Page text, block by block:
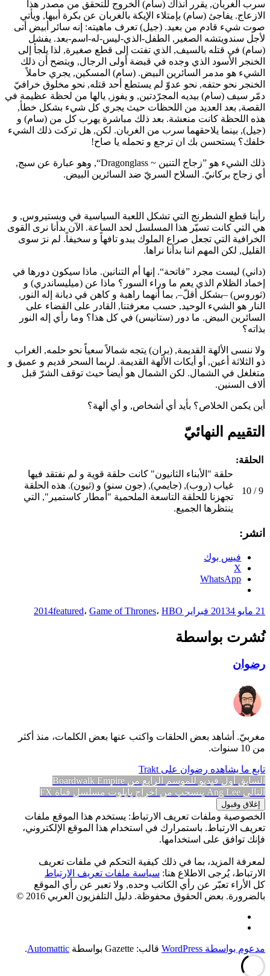
سرب الغربان, يقرر آنذاك (سام) الخروج للتحقق من مصدر هذا
الازعاج. يفاجئ (سام) بإمتلاء الإيكة بالغربان عن بكرة أبيها, ويأتي
صوت شيء قادم من بعيد. (جيل) تعرف ماهيته: إنه سائر أبيض أتى
لأجل سندويتشه الصغير, الطفل-الذي-ليس-له-اسم-بعد. يفشل
(سام) في قتله بالسيف, الذي تفتت إلى قطع صغيرة, لذا يلجأ إلى
الخنجر الأسود الذي وجده في قبضة أولى الرجال, ويتضح أن ذلك
الشيء هو مدمر السائرين البيض. (سام) المسكين, يجري حاملاً
الخنجر نحو حتفه, نحو عدوّ لم يستطع أحد قتله, نحو مخلوق خرافيّ
دمّر سيف (سام) بيديه المجرّدتين, و يفوز, يالها من لحظة عظيمة في
القصة, بعد العديد من اللحظات حيث يجري كل شيء بشكل خطأ,
هذه اللحظة كانت منعشة. بعد ذلك مباشرة يهرب كل من (سام) و
(جيل), بينما يلاحقهما سرب من الغربان. لكن, هل تركت ذلك الشيء
خلفك؟ يستحسن بك ان ترجع و تحمله يا صاح!
ذلك الشيء هو ”زجاج التنين ~ Dragonglass“, وهو عبارة عن سبج,
أي زجاج بركانيّ. السلاح السريّ ضد السائرين البيض.
رأينا قطع الشطرنج التي تشكل اللعبة السياسية في ويستيروس, و
هي التي كانت تسيّر هذا المسلسل لحد الساعة. الآن بدأنا نرى القوى
الخرافية التي تجعل صراع الملوك يبدو تافهاً و سخيفاً. لم نرَ سوى
القليل, لكن المهم اننا بدأنا نراها.
(داني) ليست مجرد ”فاتحة“. إنها أم التنانين. ماذا سيكون دورها في
إخماد الظلام الذي يعم ما وراء السور؟ ماذا عن (ميليساندري) و
(ثوروس) –بشكل أقلّ–, بما أنهما راهبة و كاهن في ديانة إله النور,
النار هو الشيء الوحيد, حسب معرفتنا, القادر على القضاء على
السائرين البيض. ما دور (ستانيس) في كل هذا؟ وما رأي إله النور
بذاته؟
ولا ننسى الألهة القديمة, (بران) يتجه شمالاً سعياً نحو حلمه, الغراب
ذو الثلاثة أعين, أو أيكات الألهة القديمة. لربما السحر قديم و عميق و
متغلغل في الشمال. لكن الشمال هو أيضاً حيث توقف الشرّ قبل
ألاف السنين.
أين يكمن الخلاص؟ بأيد أي أشخاص, و أي ألهة؟
التقييم النهائيّ
الحلقة:
9 / 10
حلقة "الأبناء الثانيون" كانت حلقة قوية و لم نفتقد فيها
غياب (روب), (جايمي), (جون سنو) و (ثيون). هذه الحلقة
تجهزنا للحلقة التاسعة الملحمية "أمطار كاستمير", التي
ينتظرها الجميع.
انشر:
فيس بوك
X
WhatsApp
21 مايو 2013 4 فبراير 2014 featured، Game of Thrones، HBO
نُشرت بواسطة
رضوان
مغربيّ. أشاهد بعض الحلقات واكتب عنها بعض الكلمات، منذ أكثر
من 10 سنوات.
تابع ما يشاهده رضوان على Trakt
تصفّح
المقالات
السابق المقالة
السابقة:
أول فيديو للموسم الرابع من Boardwalk Empire
التالي المقالة
التالية:
Ang Lee ينسحب من اخراج بايلوت مسلسل قناة FX
الخصوصية وملفات تعريف الارتباط: يستخدم هذا الموقع ملفات
تعريف الارتباط. باستمرارك في استخدام هذا الموقع الإلكتروني،
فإنك توافق على استخدامها.
لمعرفة المزيد، بما في ذلك كيفية التحكم في ملفات تعريف
الارتباط، يُرجى الاطلاع هنا: سياسة ملفات تعريف الارتباط
كل الأراء تعبّر عن رأي الكاتب وحده, ولا تعبر عن رأي الموقع
بالضرورة. بعض الحقوق محفوظة. دليل التلفزيون العربي 2016 ©
مدعوم بواسطة WordPress قالب: Gazette بواسطة Automattic
.